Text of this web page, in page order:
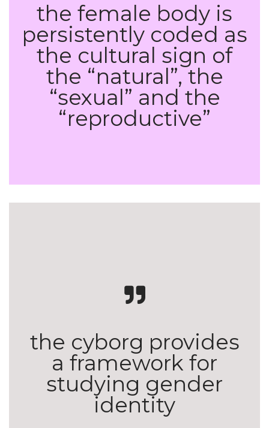
the female body is
persistently coded as
the cultural sign of
the “natural”, the
“sexual” and the
“reproductive”
Technologies of the gendered body.
Reading Cyborg women.
the cyborg provides
a framework for
studying gender
identity